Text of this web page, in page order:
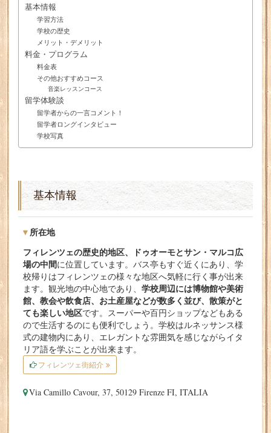
基本情報
学習方法
学校の歴史
メリット・デメリット
料金・プログラム
料金表
その他おすすめコース
音楽レッスンコース
留学体験談
留学者からの一言コメント！
留学者ロングインタビュー
学校写真
基本情報
所在地
フィレンツェの歴史的地区、ドゥオーモとサン・マルコ広
場の中間に位置しています。バス亭もすぐ近くにあり、学
校帰りはフィレンツェの様々な地区へ気軽に行く事が出来
ます。観光地の中心地であり、 学校周辺には博物館や美術
館、教会や飲食店、お土産屋などが数多く並び、散策がと
ても楽しい地区です。スーパーや百円ショップなどもある
ので生活するのにも便利でしょう。学校はルネッサンス様
式の建物内にあり、エレガントな雰囲気を感じながらイタ
リア語を学ぶことが出来ます。
フィレンツェ街紹介
Via Camillo Cavour, 37, 50129 Firenze FI, ITALIA